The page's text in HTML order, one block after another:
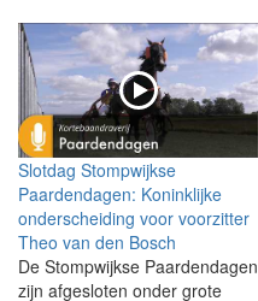
Slotdag Stompwijkse
Paardendagen: Koninklijke
onderscheiding voor voorzitter
Theo van den Bosch
De Stompwijkse Paardendagen
zijn afgesloten onder grote